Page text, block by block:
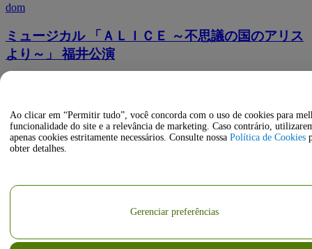
dom
ミュージカル 「ＡＬＩＣＥ ～不思議の国のアリス
より～」 福井公演
Ao clicar em “Permitir tudo”, você concorda com o uso de cookies para
funcionalidade do site e a relevância de marketing. Caso contrário,
apenas cookies estritamente necessários. Consulte nossa Política de Cookies
obter detalhes.
Gerenciar preferências